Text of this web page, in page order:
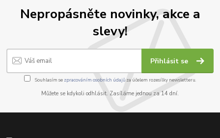
Nepropásněte novinky, akce a
slevy!
Přihlásit se
Souhlasím se zpracováním osobních údajůza účelem rozesílky newsletteru.
Můžete se kdykoli odhlásit. Zasíláme jednou za 14 dní.